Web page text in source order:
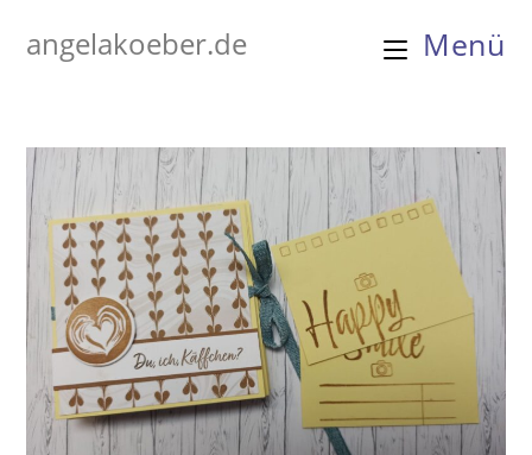
Inhaltangelakoeber.de Menü